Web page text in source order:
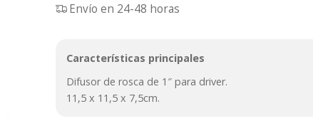
Envío en 24-48 horas
Características principales
Difusor de rosca de 1″ para driver.
11,5 x 11,5 x 7,5cm.